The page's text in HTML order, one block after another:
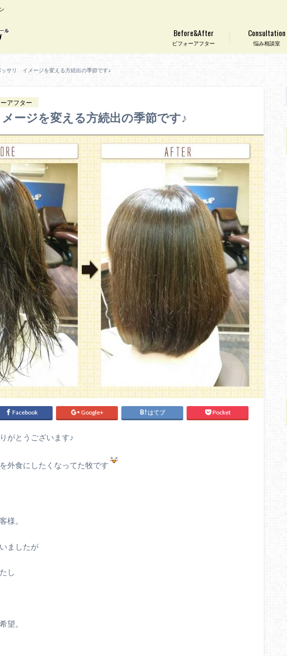
ビフォーアフター
Before&After
悩み相談室
Consultation
ッサリ イメージを変える方続出の季節です♪
アフター
ージを変える方続出の季節です♪
Facebook Google+ はてブ Pocket
がとうございます♪
外食にしたくなってた牧です
様。
ましたが
し
望。